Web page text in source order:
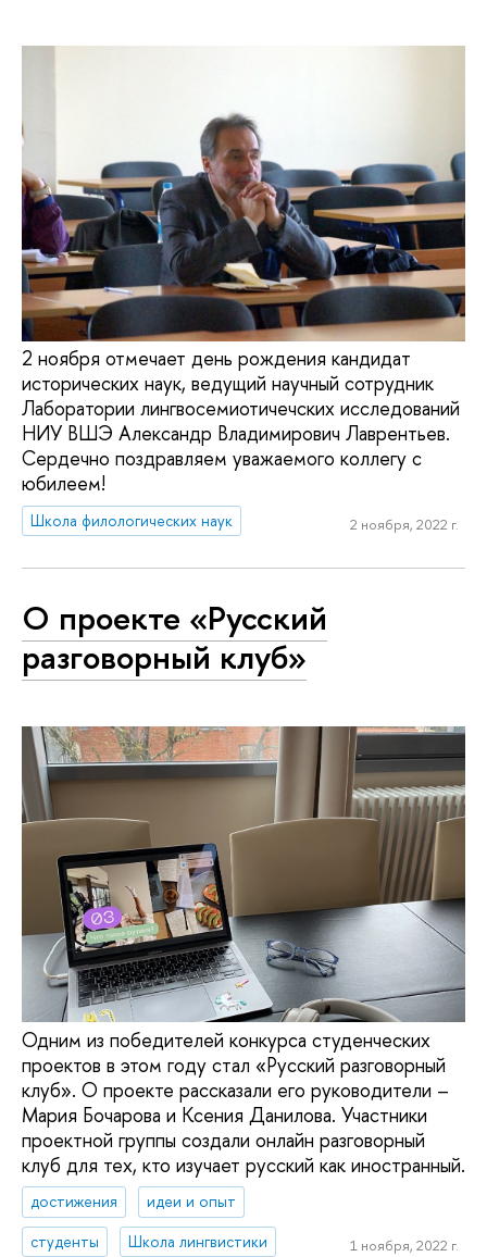
2 ноября отмечает день рождения кандидат
исторических наук, ведущий научный сотрудник
Лаборатории лингвосемиотичечских исследований
НИУ ВШЭ Александр Владимирович Лаврентьев.
Сердечно поздравляем уважаемого коллегу с
юбилеем!
Школа филологических наук 2 ноября, 2022 г.
О проекте «Русский
разговорный клуб»
Одним из победителей конкурса студенческих
проектов в этом году стал «Русский разговорный
клуб». О проекте рассказали его руководители –
Мария Бочарова и Ксения Данилова. Участники
проектной группы создали онлайн разговорный
клуб для тех, кто изучает русский как иностранный.
достижения
идеи и опыт
студенты
Школа лингвистики 1 ноября, 2022 г.